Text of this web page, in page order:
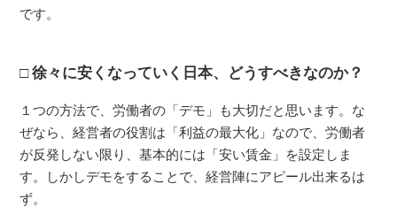
です。
徐々に安くなっていく日本、どうすべきなのか？
１つの方法で、労働者の「デモ」も大切だと思います。な
ぜなら、経営者の役割は「利益の最大化」なので、労働者
が反発しない限り、基本的には「安い賃金」を設定しま
す。しかしデモをすることで、経営陣にアピール出来るは
ず。